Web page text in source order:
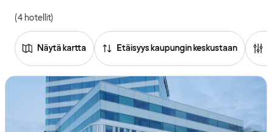
(4 hotellit)
Näytä kartta Etäisyys kaupungin keskustaan